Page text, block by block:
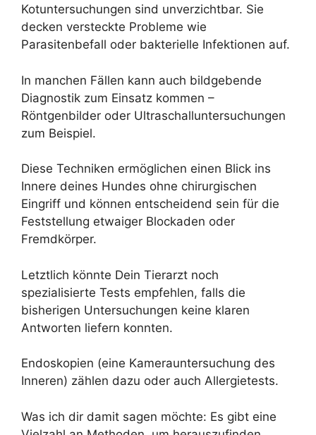
Kotuntersuchungen sind unverzichtbar. Sie
decken versteckte Probleme wie
Parasitenbefall oder bakterielle Infektionen auf.
In manchen Fällen kann auch bildgebende
Diagnostik zum Einsatz kommen –
Röntgenbilder oder Ultraschalluntersuchungen
zum Beispiel.
Diese Techniken ermöglichen einen Blick ins
Innere deines Hundes ohne chirurgischen
Eingriff und können entscheidend sein für die
Feststellung etwaiger Blockaden oder
Fremdkörper.
Letztlich könnte Dein Tierarzt noch
spezialisierte Tests empfehlen, falls die
bisherigen Untersuchungen keine klaren
Antworten liefern konnten.
Endoskopien (eine Kamerauntersuchung des
Inneren) zählen dazu oder auch Allergietests.
Was ich dir damit sagen möchte: Es gibt eine